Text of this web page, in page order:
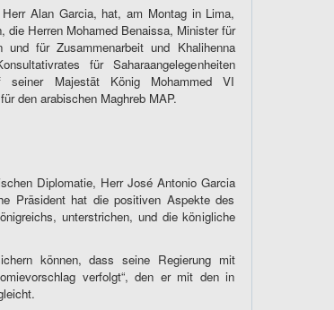
Alan Garcia, hat, am Montag in Lima,
die Herren Mohamed Benaissa, Minister für
und für Zusammenarbeit und Khalihenna
für Saharaangelegenheiten
Majestät König Mohammed VI
den arabischen Maghreb MAP.
Diplomatie, Herr José Antonio Garcia
Präsident hat die positiven Aspekte des
unterstrichen, und die königliche
können, dass seine Regierung mit
verfolgt“, den er mit den in